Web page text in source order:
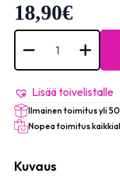
18,90€
SuperGel
60gr
Baby
määräLisää toivelistalle
Ilmainen toimitus yli
Nopea toimitus
Kuvaus